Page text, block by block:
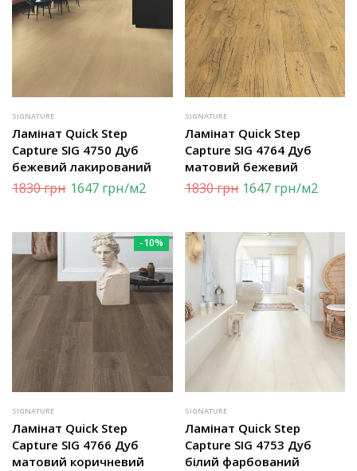
SIGNATURE
Ламінат Quick Step
Capture SIG 4750 Дуб
бежевий лакирований
1830грн 1647грн/м2
SIGNATURE
Ламінат Quick Step
Capture SIG 4764 Дуб
матовий бежевий
1830грн 1647 грн/м2
-10%
SIGNATURE
Ламінат Quick Step
Capture SIG 4766 Дуб
матовий коричневий
SIGNATURE
Ламінат Quick Step
Capture SIG 4753 Дуб
білий фарбований